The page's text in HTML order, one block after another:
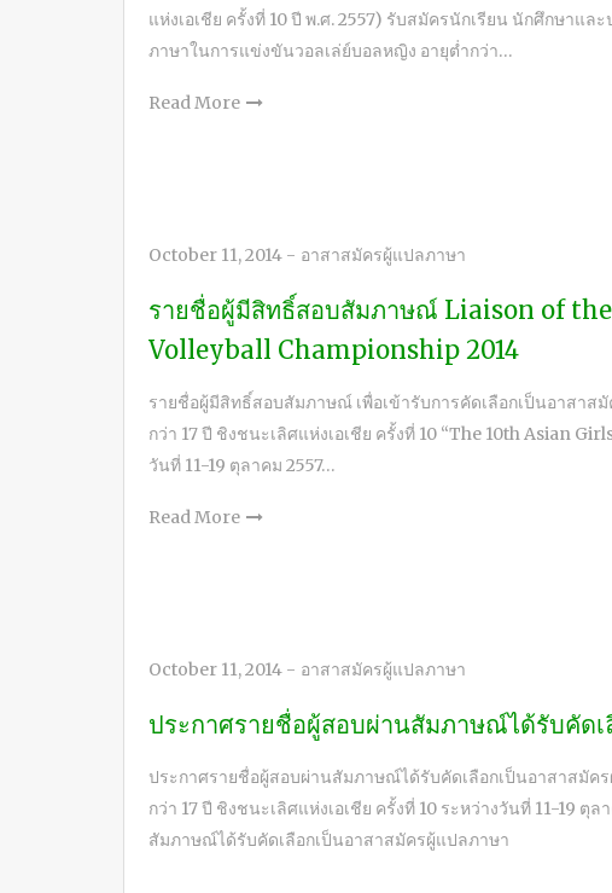
แห่งเอเชีย ครั้งที่ 10 ปี พ.ศ. 2557) รับสมัครนักเรียน นักศึกษาแ
ภาษาในการแข่งขันวอลเล่ย์บอลหญิง อายุต่ำกว่า…
Read More
October 11, 2014 - อาสาสมัครผู้แปลภาษา
รายชื่อผู้มีสิทธิ์สอบสัมภาษณ์ Liaison of the
Volleyball Championship 2014
รายชื่อผู้มีสิทธิ์สอบสัมภาษณ์ เพื่อเข้ารับการคัดเลือกเป็นอาสา
กว่า 17 ปี ชิงชนะเลิศแห่งเอเชีย ครั้งที่ 10 “The 10th Asian
วันที่ 11-19 ตุลาคม 2557…
Read More
October 11, 2014 - อาสาสมัครผู้แปลภาษา
ประกาศรายชื่อผู้สอบผ่านสัมภาษณ์ได้รับคัด
ประกาศรายชื่อผู้สอบผ่านสัมภาษณ์ได้รับคัดเลือกเป็นอาสาสมัค
กว่า 17 ปี ชิงชนะเลิศแห่งเอเชีย ครั้งที่ 10 ระหว่างวันที่ 11-19
สัมภาษณ์ได้รับคัดเลือกเป็นอาสาสมัครผู้แปลภาษา